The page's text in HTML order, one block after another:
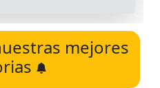
mejores